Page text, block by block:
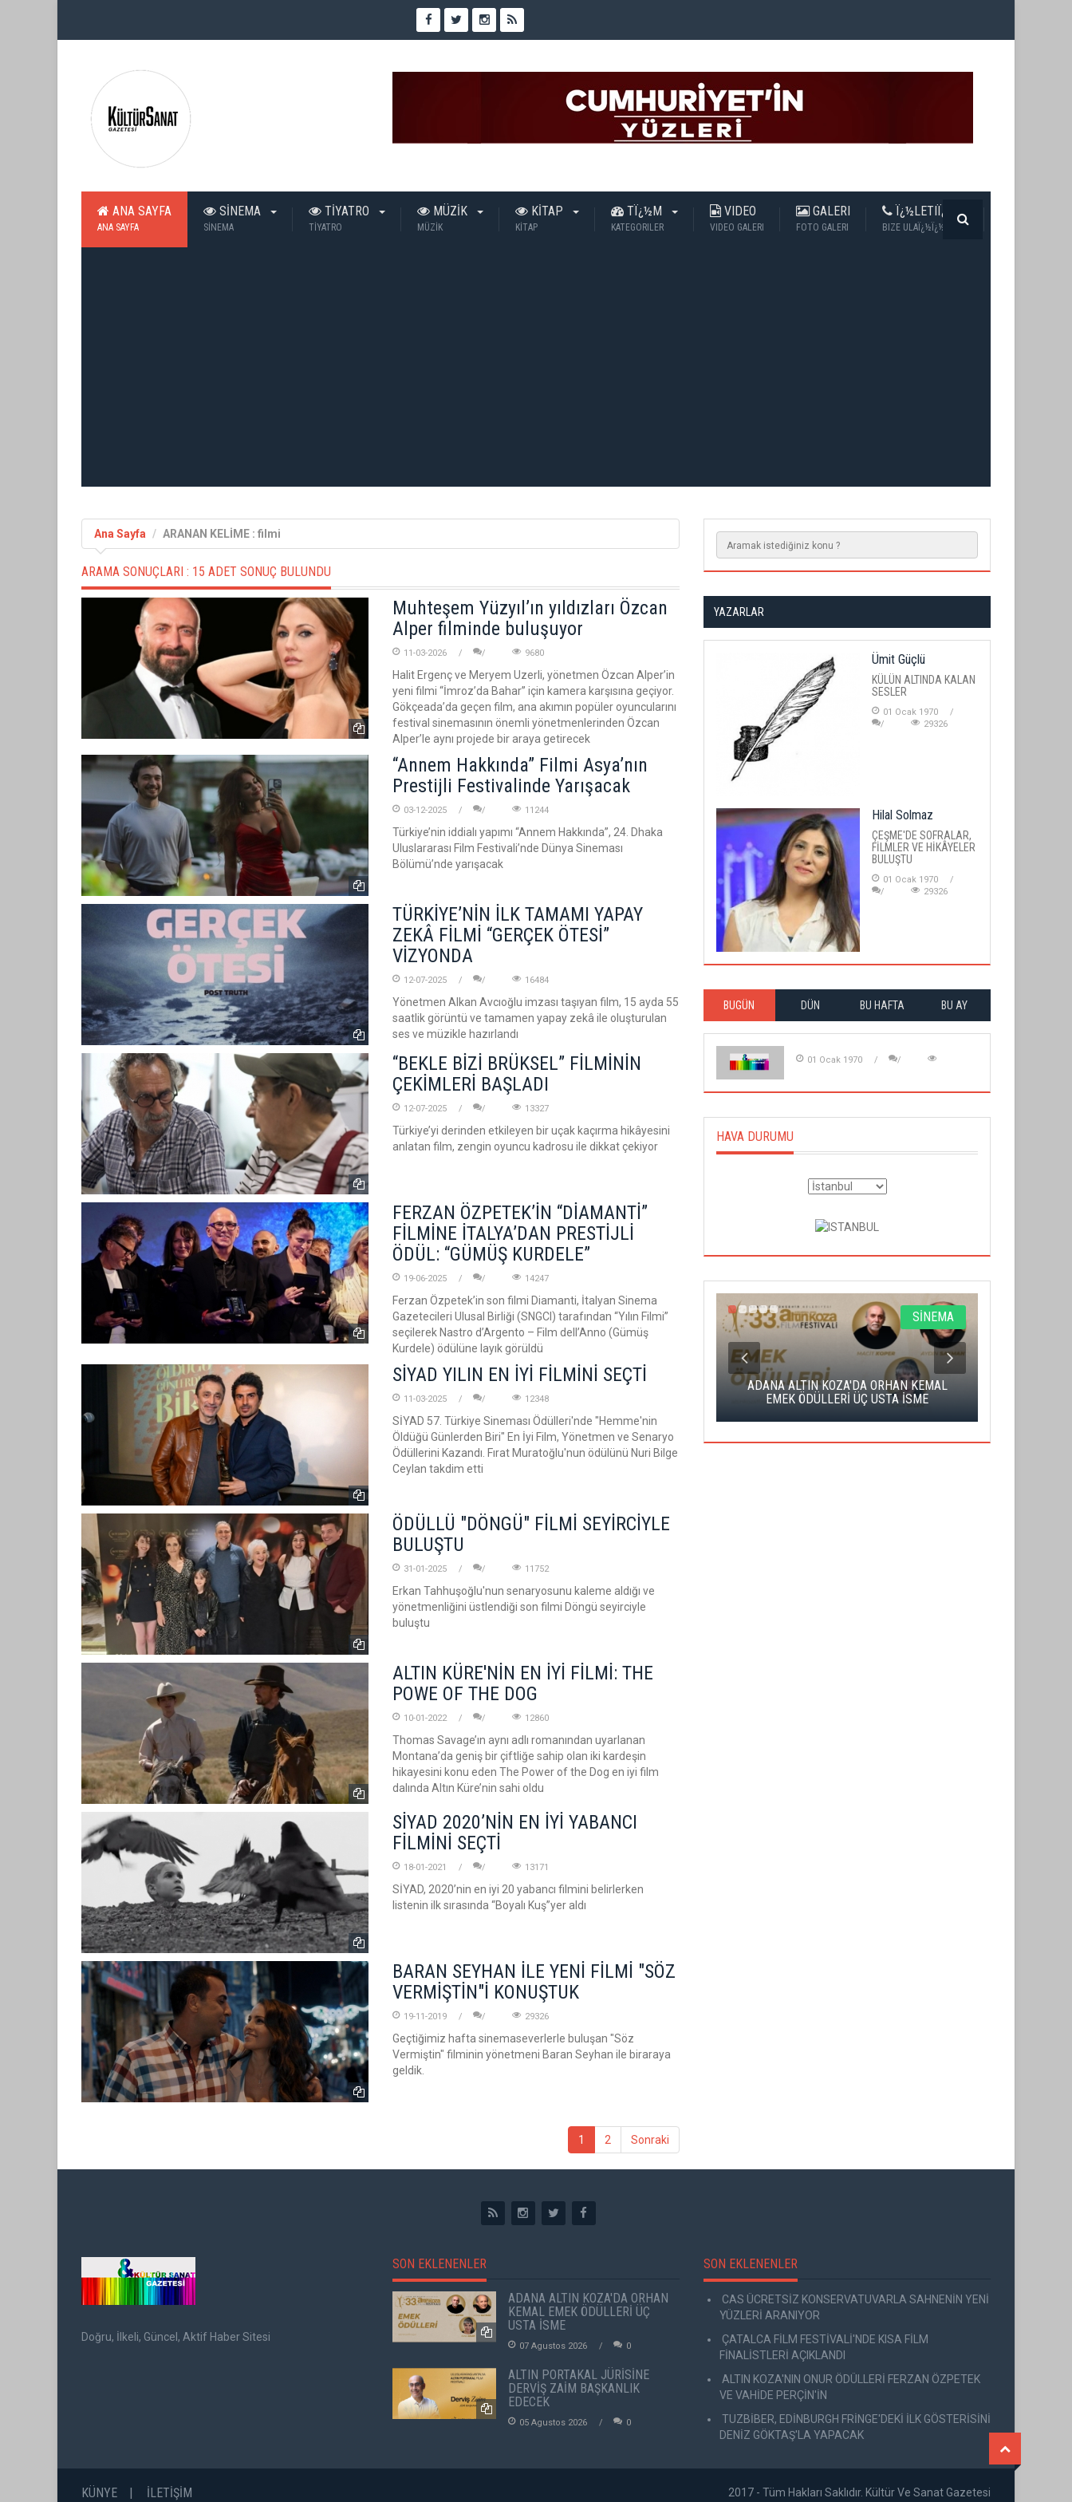
ANA SAYFA
ANA SAYFA
SİNEMA
SİNEMA
TİYATRO
TİYATRO
MÜZİK
MÜZİK
KİTAP
KİTAP
TÏ¿½M
KATEGORILER
VIDEO
VIDEO GALERI
GALERI
FOTO GALERI
Ï¿½LETIÏ¿½IM
BIZE ULAÏ¿½Ï¿½N
Ana Sayfa ARANAN KELİME : filmi
ARAMA SONUÇLARI : 15 ADET SONUÇ BULUNDU
Muhteşem Yüzyıl’ın yıldızları Özcan
Alper filminde buluşuyor
11-03-2026 9680
Halit Ergenç ve Meryem Uzerli, yönetmen Özcan Alper’in
yeni filmi “İmroz’da Bahar” için kamera karşısına geçiyor.
Gökçeada’da geçen film, ana akımın popüler oyuncularını
festival sinemasının önemli yönetmenlerinden Özcan
Alper’le aynı projede bir araya getirecek
“Annem Hakkında” Filmi Asya’nın
Prestijli Festivalinde Yarışacak
03-12-2025 11244
Türkiye’nin iddialı yapımı “Annem Hakkında”, 24. Dhaka
Uluslararası Film Festivali’nde Dünya Sineması
Bölümü’nde yarışacak
TÜRKİYE’NİN İLK TAMAMI YAPAY
ZEKÂ FİLMİ “GERÇEK ÖTESİ”
VİZYONDA
12-07-2025 16484
Yönetmen Alkan Avcıoğlu imzası taşıyan film, 15 ayda 55
saatlik görüntü ve tamamen yapay zekâ ile oluşturulan
ses ve müzikle hazırlandı
“BEKLE BİZİ BRÜKSEL” FİLMİNİN
ÇEKİMLERİ BAŞLADI
12-07-2025 13327
Türkiye’yi derinden etkileyen bir uçak kaçırma hikâyesini
anlatan film, zengin oyuncu kadrosu ile dikkat çekiyor
FERZAN ÖZPETEK’İN “DİAMANTİ”
FİLMİNE İTALYA’DAN PRESTİJLİ
ÖDÜL: “GÜMÜŞ KURDELE”
19-06-2025 14247
Ferzan Özpetek’in son filmi Diamanti, İtalyan Sinema
Gazetecileri Ulusal Birliği (SNGCI) tarafından “Yılın Filmi”
seçilerek Nastro d’Argento – Film dell’Anno (Gümüş
Kurdele) ödülüne layık görüldü
SİYAD YILIN EN İYİ FİLMİNİ SEÇTİ
11-03-2025 12348
SİYAD 57. Türkiye Sineması Ödülleri'nde "Hemme'nin
Öldüğü Günlerden Biri" En İyi Film, Yönetmen ve Senaryo
Ödüllerini Kazandı. Fırat Muratoğlu'nun ödülünü Nuri Bilge
Ceylan takdim etti
ÖDÜLLÜ "DÖNGÜ" FİLMİ SEYİRCİYLE
BULUŞTU
31-01-2025 11752
Erkan Tahhuşoğlu'nun senaryosunu kaleme aldığı ve
yönetmenliğini üstlendiği son filmi Döngü seyirciyle
buluştu
ALTIN KÜRE'NİN EN İYİ FİLMİ: THE
POWE OF THE DOG
10-01-2022 12860
Thomas Savage’ın aynı adlı romanından uyarlanan
Montana’da geniş bir çiftliğe sahip olan iki kardeşin
hikayesini konu eden The Power of the Dog en iyi film
dalında Altın Küre’nin sahi oldu
SİYAD 2020’NİN EN İYİ YABANCI
FİLMİNİ SEÇTİ
18-01-2021 13171
SİYAD, 2020’nin en iyi 20 yabancı filmini belirlerken
listenin ilk sırasında “Boyalı Kuş”yer aldı
BARAN SEYHAN İLE YENİ FİLMİ "SÖZ
VERMİŞTİN"İ KONUŞTUK
19-11-2019 29326
Geçtiğimiz hafta sinemaseverlerle buluşan "Söz
Vermiştin" filminin yönetmeni Baran Seyhan ile biraraya
geldik.
1 2 Sonraki
YAZARLAR
Ümit Güçlü
KÜLÜN ALTINDA KALAN
SESLER
01 Ocak 1970
29326
Hilal Solmaz
ÇEŞME'DE SOFRALAR,
FİLMLER VE HİKÂYELER
BULUŞTU
01 Ocak 1970
29326
BUGÜN DÜN BU HAFTA BU AY
01 Ocak 1970
HAVA DURUMU
SİNEMA
ALTIN KOZA'NIN ONUR ÖDÜLLERİ FERZAN
ÖZPETEK VE VAHİDE PERÇİN'İN
SİNEMA
ADANA ALTIN KOZA'DA ORHAN KEMAL
EMEK ÖDÜLLERİ ÜÇ USTA İSME
Doğru, İlkeli, Güncel, Aktif Haber Sitesi
SON EKLENENLER
ADANA ALTIN KOZA'DA ORHAN
KEMAL EMEK ÖDÜLLERİ ÜÇ
USTA İSME
07 Agustos 2026 0
ALTIN PORTAKAL JÜRİSİNE
DERVİŞ ZAİM BAŞKANLIK
EDECEK
05 Agustos 2026 0
SON EKLENENLER
CAS ÜCRETSİZ KONSERVATUVARLA SAHNENİN YENİ
YÜZLERİ ARANIYOR
ÇATALCA FİLM FESTİVALİ'NDE KISA FİLM
FİNALİSTLERİ AÇIKLANDI
ALTIN KOZA'NIN ONUR ÖDÜLLERİ FERZAN ÖZPETEK
VE VAHİDE PERÇİN'İN
TUZBİBER, EDİNBURGH FRİNGE'DEKİ İLK GÖSTERİSİNİ
DENİZ GÖKTAŞ'LA YAPACAK
KÜNYE İLETİŞİM 2017 - Tüm Hakları Saklıdır. Kültür Ve Sanat Gazetesi